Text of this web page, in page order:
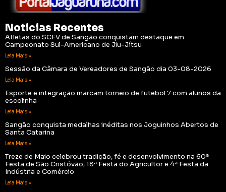
Noticias Recentes
Atletas do SCFV de Sangão conquistam destaque em
Campeonato Sul-Americano de Jiu-Jítsu
Leia Mais »
Sessão da Câmara de Vereadores de Sangão dia 03-08-2026
Leia Mais »
Esporte e integração marcam torneio de futebol 7 com alunos da
escolinha
Leia Mais »
Sangão conquista medalhas inéditas nos Joguinhos Abertos de
Santa Catarina
Leia Mais »
Treze de Maio celebrou tradição, fé e desenvolvimento na 60ª
Festa de São Cristóvão, 18ª Festa do Agricultor e 4ª Festa da
Indústria e Comércio
Leia Mais »